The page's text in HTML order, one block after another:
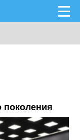
поколения